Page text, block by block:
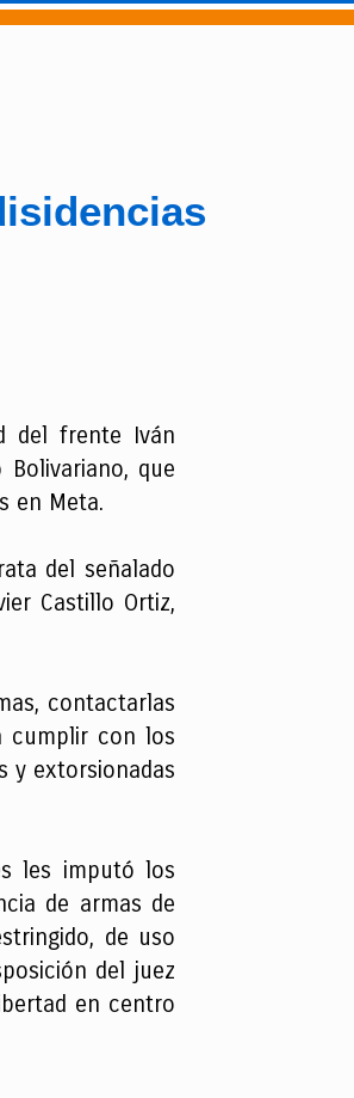
del frente Iván
que
en Meta.
del señalado
Castillo Ortiz,
contactarlas
cumplir con los
y extorsionadas
les imputó los
de armas de
de uso
del juez
en centro